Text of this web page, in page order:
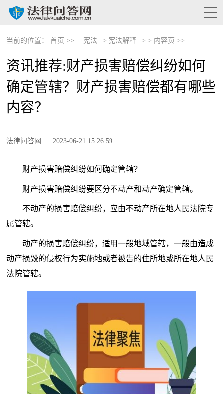
当前的位置： 首页 >> 宪法 > 宪法解释 > > 内容页 >>
资讯推荐:财产损害赔偿纠纷如何
确定管辖？财产损害赔偿都有哪些
内容？
法律问答网 2023-06-21 15:26:59
财产损害赔偿纠纷如何确定管辖？
财产损害赔偿纠纷要区分不动产和动产确定管辖。
不动产的损害赔偿纠纷，应由不动产所在地人民法院专
属管辖。
动产的损害赔偿纠纷，适用一般地域管辖，一般由造成
动产损毁的侵权行为实施地或者被告的住所地或所在地人民
法院管辖。